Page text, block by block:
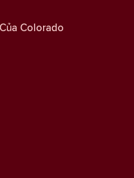
Colorado